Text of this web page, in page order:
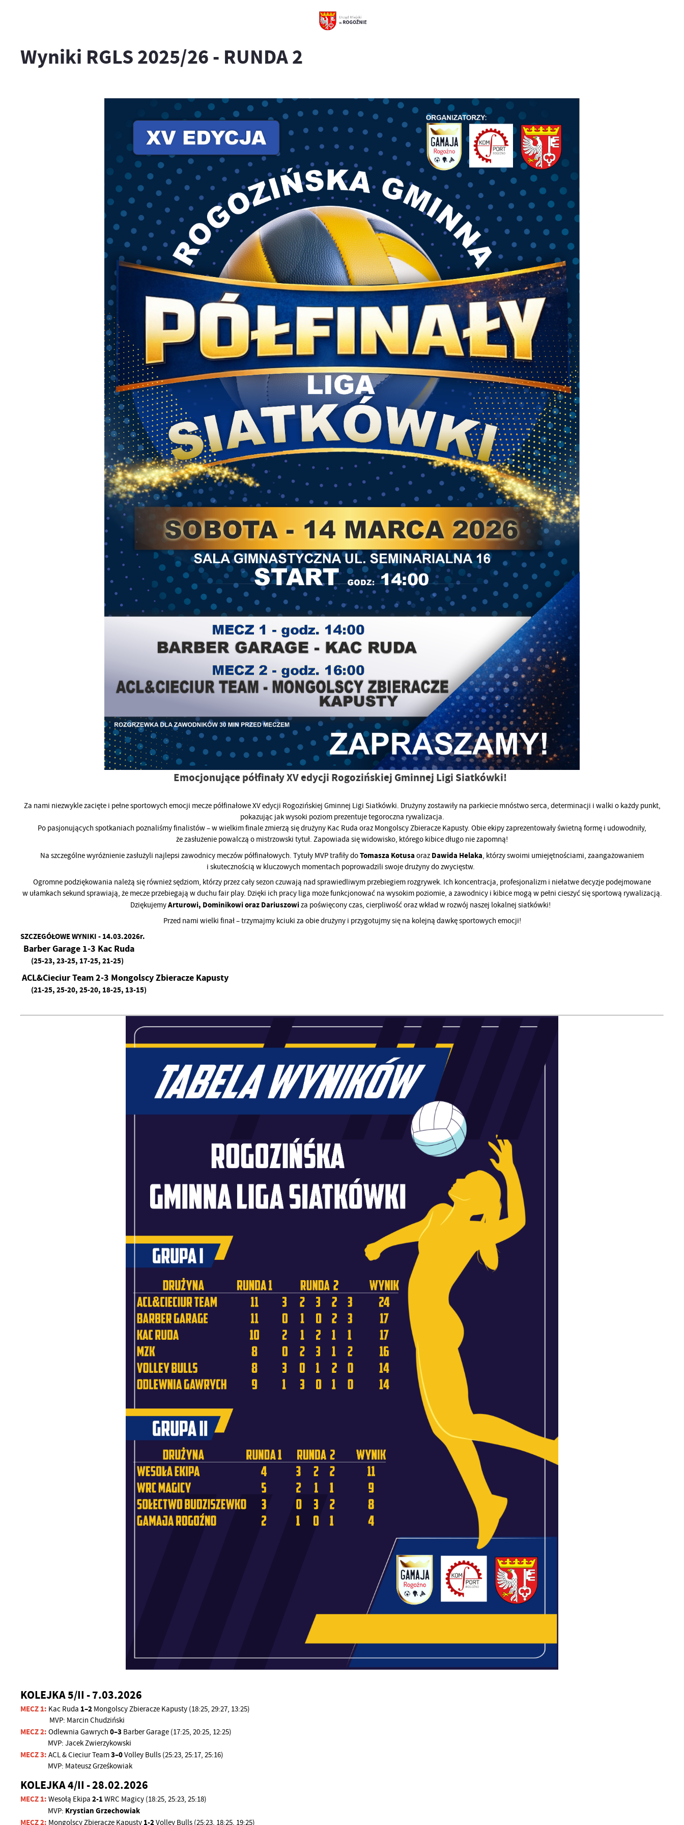
Wyniki RGLS 2025/26 - RUNDA 2
Emocjonujące półfinały XV edycji Rogozińskiej Gminnej Ligi Siatkówki!
Za nami niezwykle zacięte i pełne sportowych emocji mecze półfinałowe XV edycji Rogozińskiej Gminnej Ligi Siatkówki. Drużyny zostawiły na parkiecie mnóstwo serca, determinacji i walki o każdy punkt,
pokazując jak wysoki poziom prezentuje tegoroczna rywalizacja.
Po pasjonujących spotkaniach poznaliśmy finalistów – w wielkim finale zmierzą się drużyny Kac Ruda oraz Mongolscy Zbieracze Kapusty. Obie ekipy zaprezentowały świetną formę i udowodniły,
że zasłużenie powalczą o mistrzowski tytuł. Zapowiada się widowisko, którego kibice długo nie zapomną!
Na szczególne wyróżnienie zasłużyli najlepsi zawodnicy meczów półfinałowych. Tytuły MVP trafiły doTomasza Kotusa oraz Dawida Helaka, którzy swoimi umiejętnościami, zaangażowaniem
i skutecznością w kluczowych momentach poprowadzili swoje drużyny do zwycięstw.
Ogromne podziękowania należą się również sędziom, którzy przez cały sezon czuwają nad sprawiedliwym przebiegiem rozgrywek. Ich koncentracja, profesjonalizm i niełatwe decyzje podejmowane
w ułamkach sekund sprawiają, że mecze przebiegają w duchu fair play. Dzięki ich pracy liga może funkcjonować na wysokim poziomie, a zawodnicy i kibice mogą w pełni cieszyć się sportową rywalizacją.
DziękujemyArturowi, Dominikowi oraz Dariuszowiza poświęcony czas, cierpliwość oraz wkład w rozwój naszej lokalnej siatkówki!
Przed nami wielki finał – trzymajmy kciuki za obie drużyny i przygotujmy się na kolejną dawkę sportowych emocji!
SZCZEGÓŁOWE WYNIKI - 14.03.2026r.
Barber Garage 1-3 Kac Ruda
(25-23, 23-25, 17-25, 21-25)
ACL&Cieciur Team 2-3 Mongolscy Zbieracze Kapusty
(21-25, 25-20, 25-20, 18-25, 13-15)
KOLEJKA 5/II - 7.03.2026
MECZ 1: Kac Ruda 1–2 Mongolscy Zbieracze Kapusty (18:25, 29:27, 13:25)
MVP: Marcin Chudziński
MECZ 2: Odlewnia Gawrych 0–3Barber Garage (17:25, 20:25, 12:25)
MVP: Jacek Zwierzykowski
MECZ 3: ACL & Cieciur Team3–0Volley Bulls (25:23, 25:17, 25:16)
MVP: Mateusz Grześkowiak
KOLEJKA 4/II - 28.02.2026
MECZ 1: Wesołą Ekipa 2-1WRC Magicy (18:25, 25:23, 25:18)
MVP: Krystian Grzechowiak
MECZ 2: Mongolscy Zbieracze Kapusty 1-2Volley Bulls (25:23, 18:25, 19:25)